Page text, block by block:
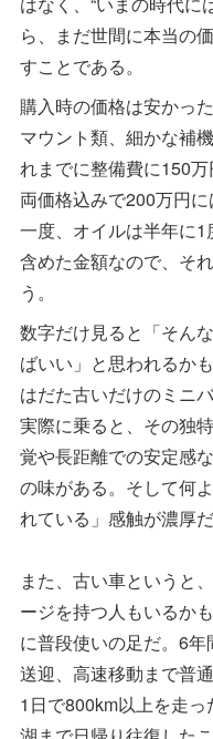
ら、まだ世間に本当の
すことである。
購入時の価格は安かっ
マウント類、細かな補
れまでに整備費に150
両価格込みで200万円
一度、オイルは半年に
含めた金額なので、そ
う。
数字だけ見ると「そん
ばいい」と思われるか
はだた古いだけのミニ
実際に乗ると、その独
覚や長距離での安定感
の味がある。そして何
れている」感触が濃厚だ
また、古い車というと
ージを持つ人もいるか
に普段使いの足だ。6
送迎、高速移動まで普
1日で800km以上を走